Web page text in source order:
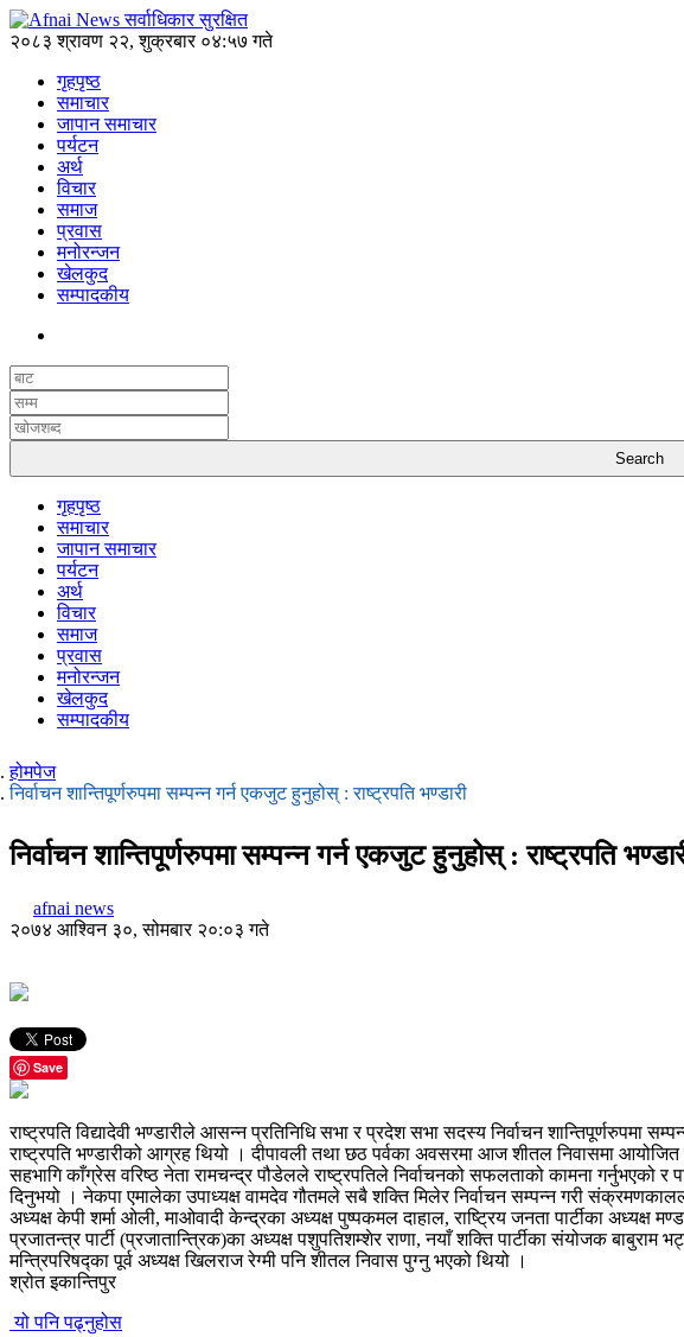
२०८३ श्रावण २२, शुक्रबार ०४:५७ गते
गृहपृष्ठ
समाचार
जापान समाचार
पर्यटन
अर्थ
विचार
समाज
प्रवास
मनोरन्जन
खेलकुद
सम्पादकीय
गृहपृष्ठ
समाचार
जापान समाचार
पर्यटन
अर्थ
विचार
समाज
प्रवास
मनोरन्जन
खेलकुद
सम्पादकीय
होमपेज
निर्वाचन शान्तिपूर्णरुपमा सम्पन्न गर्न एकजुट हुनुहोस् : राष्ट्रपति भण्डारी
निर्वाचन शान्तिपूर्णरुपमा सम्पन्न गर्न एकजुट हुनुहोस् : राष्ट्रपति
afnai news
२०७४ आश्विन ३०, सोमबार २०:०३ गते
Save
राष्ट्रपति विद्यादेवी भण्डारीले आसन्न प्रतिनिधि सभा र प्रदेश सभा सदस्य निर्वाचन
राष्ट्रपति भण्डारीको आग्रह थियो । दीपावली तथा छठ पर्वका अवसरमा आज शीतल निवासमा
सहभागि काँग्रेस वरिष्ठ नेता रामचन्द्र पौडेलले राष्ट्रपतिले निर्वाचनको सफलताको कामना गर्नुभएको
दिनुभयो । नेकपा एमालेका उपाध्यक्ष वामदेव गौतमले सबै शक्ति मिलेर निर्वाचन सम्पन्न गरी
अध्यक्ष केपी शर्मा ओली, माओवादी केन्द्रका अध्यक्ष पुष्पकमल दाहाल, राष्ट्रिय जनता पार्टीका अध्यक्ष
प्रजातन्त्र पार्टी (प्रजातान्त्रिक)का अध्यक्ष पशुपतिशम्शेर राणा, नयाँ शक्ति पार्टीका संयोजक
मन्त्रिपरिषद्का पूर्व अध्यक्ष खिलराज रेग्मी पनि शीतल निवास पुग्नु भएको थियो ।
श्रोत इकान्तिपुर
यो पनि पढ्नुहोस